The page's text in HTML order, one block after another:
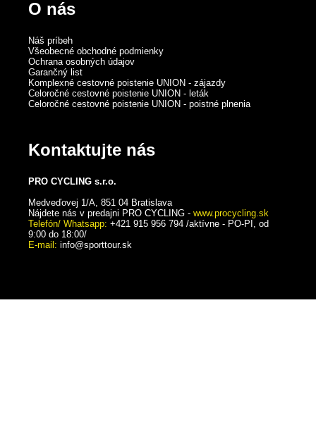
O nás
Náš príbeh
Všeobecné obchodné podmienky
Ochrana osobných údajov
Garančný list
Komplexné cestovné poistenie UNION - zájazdy
Celoročné cestovné poistenie UNION - leták
Celoročné cestovné poistenie UNION - poistné plnenia
Kontaktujte nás
PRO CYCLING s.r.o.
Medveďovej 1/A, 851 04 Bratislava
Nájdete nás v predajni PRO CYCLING - www.procycling.sk
Telefón/ Whatsapp: +421 915 956 794 /aktívne - PO-PI, od
9:00 do 18:00/
E-mail: info@sporttour.sk